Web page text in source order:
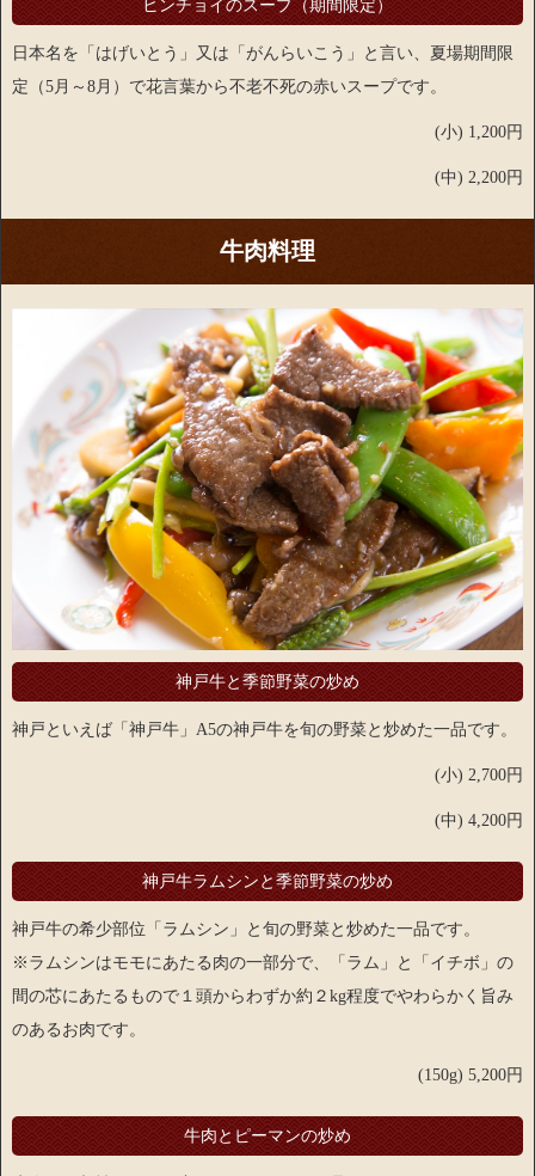
ヒンチョイのスープ（期間限定）
日本名を「はげいとう」又は「がんらいこう」と言い、夏場期間限
定（5月～8月）で花言葉から不老不死の赤いスープです。
(小) 1,200円
(中) 2,200円
牛肉料理
神戸牛と季節野菜の炒め
神戸といえば「神戸牛」A5の神戸牛を旬の野菜と炒めた一品です。
(小) 2,700円
(中) 4,200円
神戸牛ラムシンと季節野菜の炒め
神戸牛の希少部位「ラムシン」と旬の野菜と炒めた一品です。
※ラムシンはモモにあたる肉の一部分で、「ラム」と「イチボ」の
間の芯にあたるもので１頭からわずか約２kg程度でやわらかく旨み
のあるお肉です。
(150g) 5,200円
牛肉とピーマンの炒め